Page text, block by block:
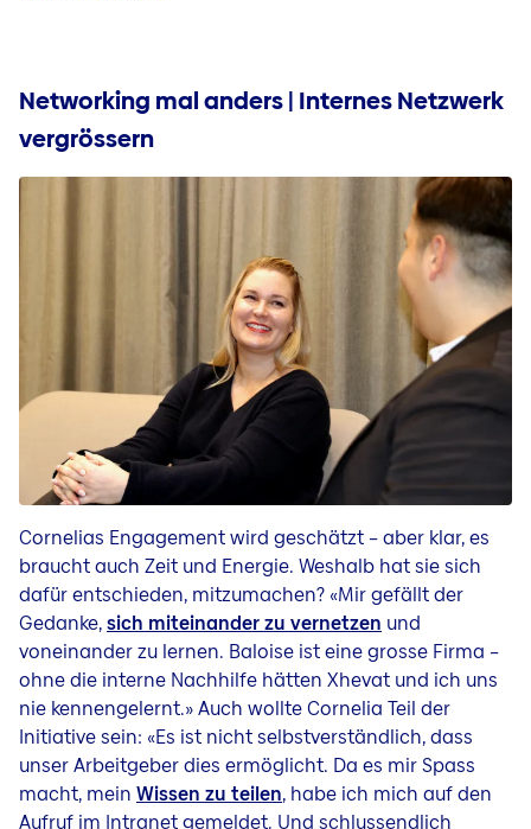
Networking mal anders | Internes Netzwerk
vergrössern
Cornelias Engagement wird geschätzt – aber klar, es
braucht auch Zeit und Energie. Weshalb hat sie sich
dafür entschieden, mitzumachen? «Mir gefällt der
Gedanke,sich miteinander zu vernetzen und
voneinander zu lernen. Baloise ist eine grosse Firma –
ohne die interne Nachhilfe hätten Xhevat und ich uns
nie kennengelernt.» Auch wollte Cornelia Teil der
Initiative sein: «Es ist nicht selbstverständlich, dass
unser Arbeitgeber dies ermöglicht. Da es mir Spass
macht, mein Wissen zu teilen, habe ich mich auf den
Aufruf im Intranet gemeldet. Und schlussendlich